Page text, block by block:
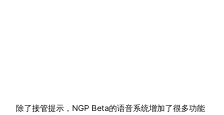
除了接管提示，NGP Beta的语音系统增加了很多功能